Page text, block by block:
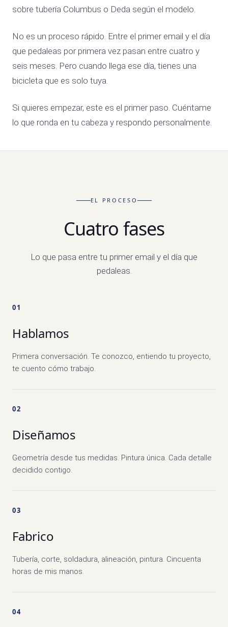
sobre tubería Columbus o Deda según el modelo.
No es un proceso rápido. Entre el primer email y el día
que pedaleas por primera vez pasan entre cuatro y
seis meses. Pero cuando llega ese día, tienes una
bicicleta que es solo tuya.
Si quieres empezar, este es el primer paso. Cuéntame
lo que ronda en tu cabeza y respondo personalmente.
EL PROCESO
Cuatro fases
Lo que pasa entre tu primer email y el día que
pedaleas.
01
Hablamos
Primera conversación. Te conozco, entiendo tu proyecto,
te cuento cómo trabajo.
02
Diseñamos
Geometría desde tus medidas. Pintura única. Cada detalle
decidido contigo.
03
Fabrico
Tubería, corte, soldadura, alineación, pintura. Cincuenta
horas de mis manos.
04